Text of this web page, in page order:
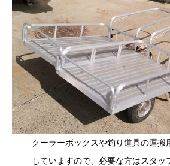
クーラーボックスや釣り道具の運搬
していますので、必要な方はスタッ